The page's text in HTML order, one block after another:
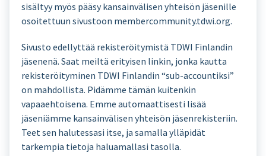
sisältyy myös pääsy kansainvälisen yhteisön jäsenille
osoitettuun sivustoon membercommunity.tdwi.org.
Sivusto edellyttää rekisteröitymistä TDWI Finlandin
jäsenenä. Saat meiltä erityisen linkin, jonka kautta
rekisteröityminen TDWI Finlandin “sub-accountiksi”
on mahdollista. Pidämme tämän kuitenkin
vapaaehtoisena. Emme automaattisesti lisää
jäseniämme kansainvälisen yhteisön jäsenrekisteriin.
Teet sen halutessasi itse, ja samalla ylläpidät
tarkempia tietoja haluamallasi tasolla.